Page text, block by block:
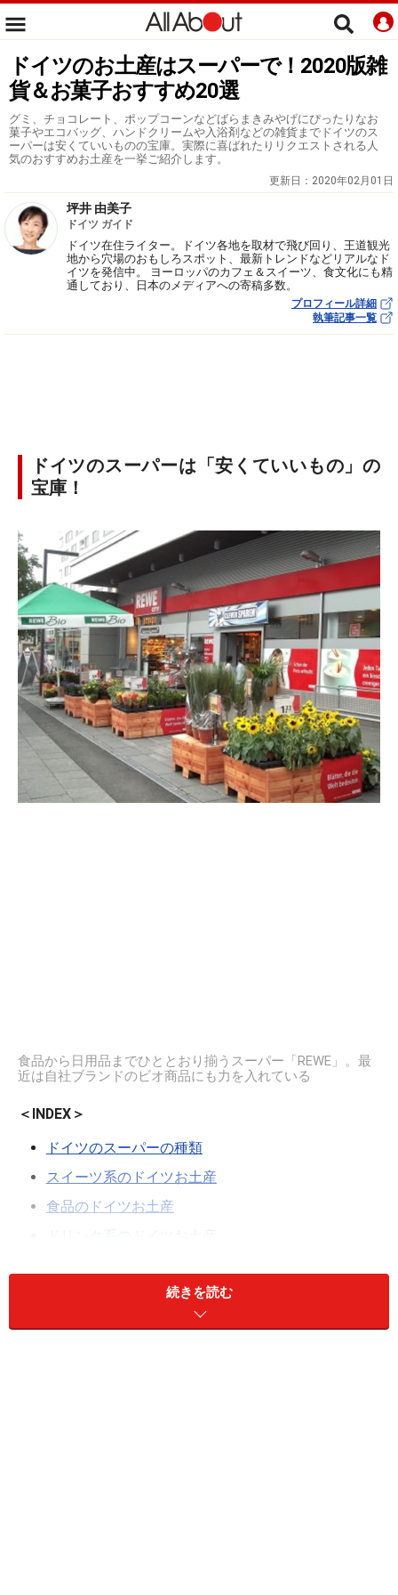
ドイツのお土産はスーパーで！2020版雑
貨＆お菓子おすすめ20選
グミ、チョコレート、ポップコーンなどばらまきみやげにぴったりなお
菓子やエコバッグ、ハンドクリームや入浴剤などの雑貨までドイツのス
ーパーは安くていいものの宝庫。実際に喜ばれたりリクエストされる人
気のおすすめお土産を一挙ご紹介します。
更新日： 2020年02月01日
坪井 由美子
ドイツ ガイド
ドイツ在住ライター。ドイツ各地を取材で飛び回り、王道観光
地から穴場のおもしろスポット、最新トレンドなどリアルなド
イツを発信中。 ヨーロッパのカフェ＆スイーツ、食文化にも精
通しており、日本のメディアへの寄稿多数。
プロフィール詳細
執筆記事一覧
ドイツのスーパーは「安くていいもの」の
宝庫！
食品から日用品までひととおり揃うスーパー「REWE」。最
近は自社ブランドのビオ商品にも力を入れている
＜INDEX＞
ドイツのスーパーの種類
スイーツ系のドイツお土産
食品のドイツお土産
ドリンク系のドイツお土産
海外旅行で必ず訪れたいのが、現地の人々の生活が垣間
続きを読む